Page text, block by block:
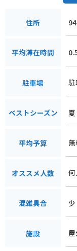
住所
平均滞在時間
駐車場 駐
ベストシーズン 夏
平均予算
オススメ人数 何
混雑具合
施設